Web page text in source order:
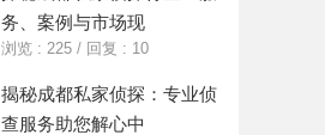
务、案例与市场现
浏览 : 225 / 回复 : 10
揭秘成都私家侦探：专业侦
查服务助您解心中